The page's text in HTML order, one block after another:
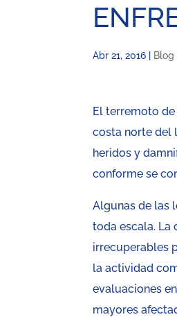
Abr 21, 2016 Blog
El terremoto de
costa norte del
heridos y
conforme se
Algunas de las
toda escala. La
irrecuperables
la actividad
evaluaciones
mayores